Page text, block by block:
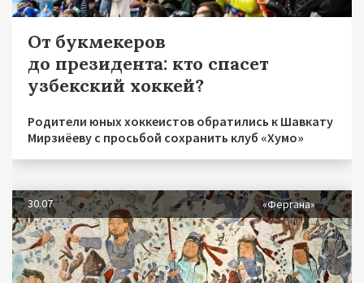
От букмекеров
до президента: кто спасет
узбекский хоккей?
Родители юных хоккеистов обратились к Шавкату
Мирзиёеву с просьбой сохранить клуб «Хумо»
30.07 «Фергана»